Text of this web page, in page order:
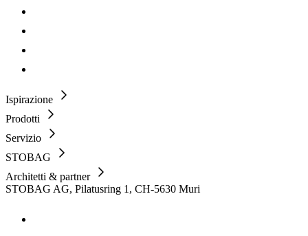
Ispirazione
Prodotti
Servizio
STOBAG
Architetti & partner
STOBAG AG, Pilatusring 1, CH-5630 Muri